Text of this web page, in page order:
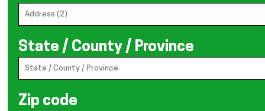
State / County / Province
Zip code